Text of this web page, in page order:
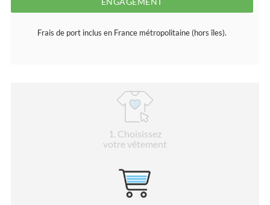
Frais de port inclus en France métropolitaine (hors îles).
1 . Choisissez
votre vêtement